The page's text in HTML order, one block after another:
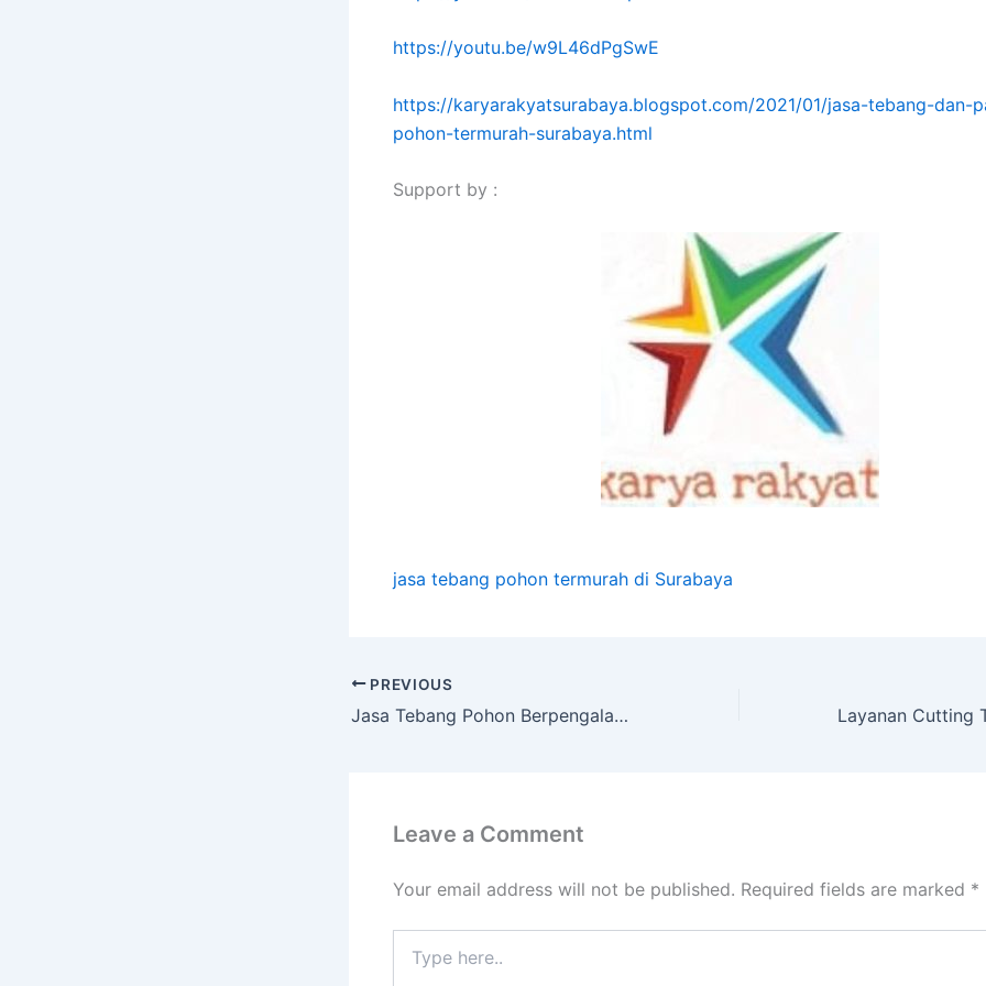
https://youtu.be/w9L46dPgSwE
https://karyarakyatsurabaya.blogspot.com/2021/01/jasa-tebang-dan-
pohon-termurah-surabaya.html
Support by :
jasa tebang pohon termurah di Surabaya
PREVIOUS
Jasa Tebang Pohon Berpengalaman Di Pondok Sukoharjo Jawa Tengah
Leave a Comment
Your email address will not be published. Required fields are marked *
here..